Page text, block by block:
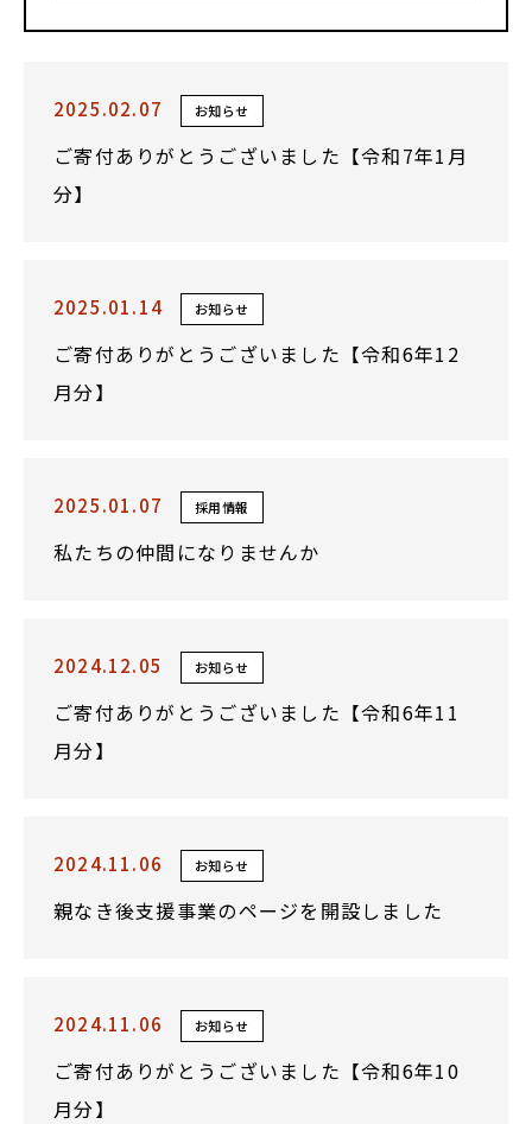
2025.02.07 お知らせ
ご寄付ありがとうございました【令和7年1月
分】
2025.01.14 お知らせ
ご寄付ありがとうございました【令和6年12
月分】
2025.01.07 採用情報
私たちの仲間になりませんか
2024.12.05 お知らせ
ご寄付ありがとうございました【令和6年11
月分】
2024.11.06 お知らせ
親なき後支援事業のページを開設しました
2024.11.06 お知らせ
ご寄付ありがとうございました【令和6年10
月分】